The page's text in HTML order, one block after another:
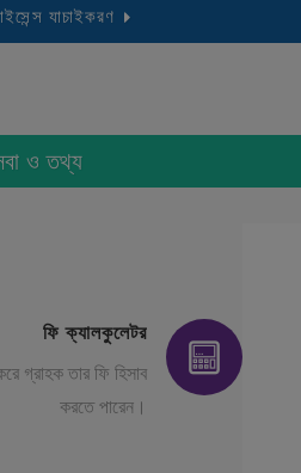
যাচাইকরণ
ও তথ্য
ফি ক্যালকুলেটর
গ্রাহক তার ফি হিসাব
করতে পারেন।